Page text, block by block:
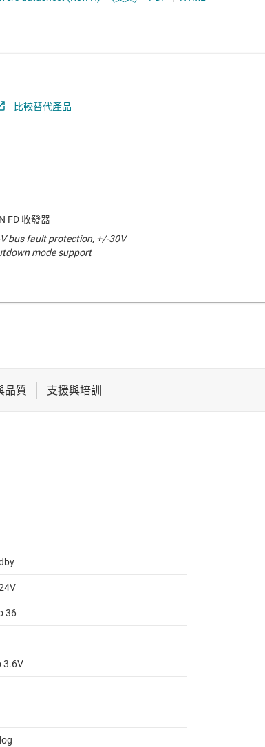
電池管理 IC 序列數位介面 (SDI) IC
比較替代產品
FD 收發器
bus fault protection, +/-30V
mode support
36
3.6V